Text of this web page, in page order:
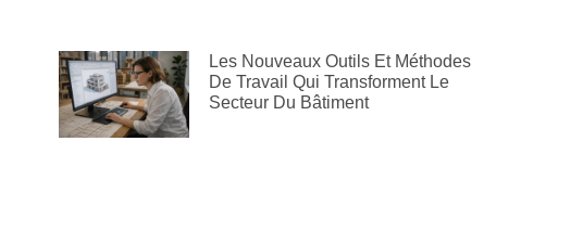
Les Nouveaux Outils Et Méthodes
De Travail Qui Transforment Le
Secteur Du Bâtiment